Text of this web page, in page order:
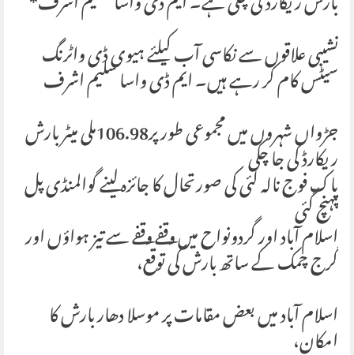
نشیبی علاقوں سے نکاسی آب کیلئے ہیوی ڈی واٹرنگ
سیٹس کام کر رہے ہیں۔ ایم ڈی واسا سلیم اشرف
جڑواں شہروں میں مجموعی طور پر106.98ملی میٹر بارش
ریکارڈ کی جا چکی
پاک فوج نالہ لئی کی صورتحال کا جائزہ لینے گوالمنڈی پل
پہنچ گئی
اسلام آباد اور گردونواح میں وقفے وقفے سے تیز ہواؤں اور
گرج چمک کے ساتھ بارش کی توقع،
اسلام آباد میں بعض مقامات پر موسلا دھار بارش کا
امکان،